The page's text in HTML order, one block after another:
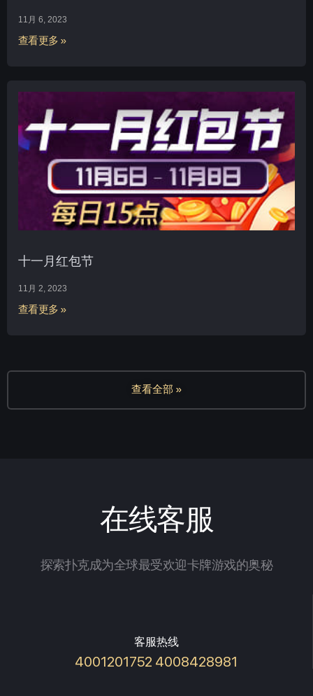
11月 6, 2023
查看更多 »
十一月红包节
11月 2, 2023
查看更多 »
查看全部 »
在线客服
探索扑克成为全球最受欢迎卡牌游戏的奥秘
客服热线
4001201752 4008428981